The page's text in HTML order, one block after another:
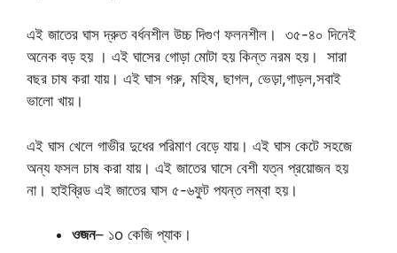
was:
3,500.00৳.
is:
1,850.00৳.
এই জাতের ঘাস দ্রুত বর্ধনশীল উচ্চ দিগুণ ফলনশীল। ৩৫-৪০ দিনেই
অনেক বড় হয় । এই ঘাসের গোড়া মোটা হয় কিন্ত নরম হয়। সারা
বছর চাষ করা যায়। এই ঘাস গরু, মহিষ, ছাগল, ভেড়া,গাড়ল,সবাই
ভালো খায়।
এই ঘাস খেলে গাভীর দুধের পরিমাণ বেড়ে যায়। এই ঘাস কেটে সহজে
অন্য ফসল চাষ করা যায়। এই জাতের ঘাসে বেশী যত্ন প্রয়োজন হয়
না। হাইব্রিড এই জাতের ঘাস ৫-৬ফুট পযন্ত লম্বা হয়।
ওজন– ১o কেজি প্যাক।